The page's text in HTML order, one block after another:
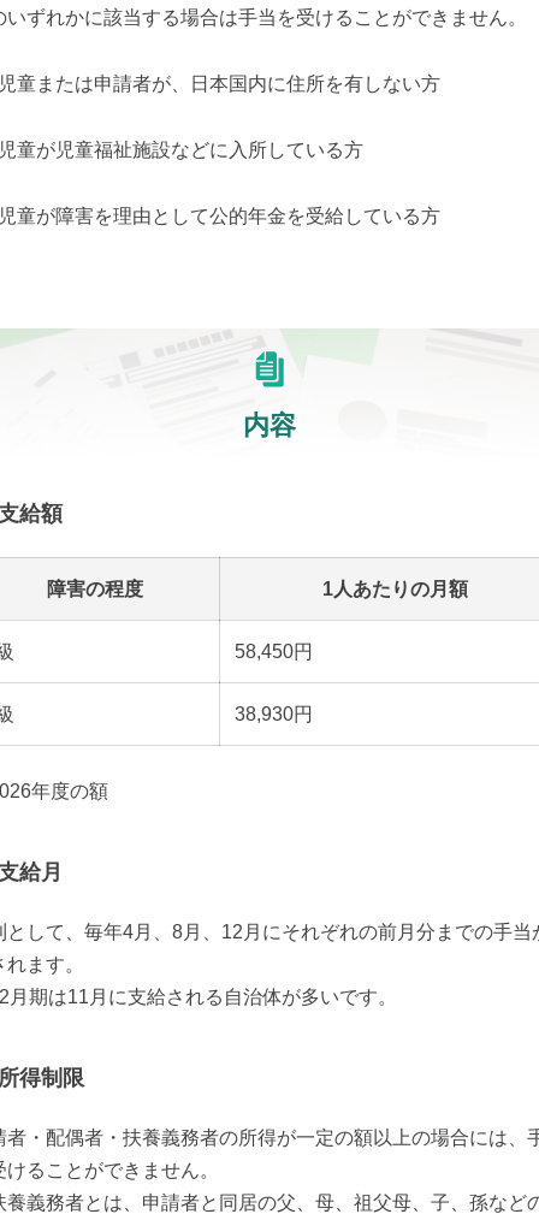
いずれかに該当する場合は手当を受けることができません。
童または申請者が、日本国内に住所を有しない方
童が児童福祉施設などに入所している方
童が障害を理由として公的年金を受給している方
内容
給額
障害の程度 1人あたりの月額
58,450円
38,930円
年度の額
給月
として、毎年4月、8月、12月にそれぞれの前月分までの手当
れます。
期は11月に支給される自治体が多いです。
得制限
者・配偶者・扶養義務者の所得が一定の額以上の場合には、
けることができません。
義務者とは、申請者と同居の父、母、祖父母、子、孫など